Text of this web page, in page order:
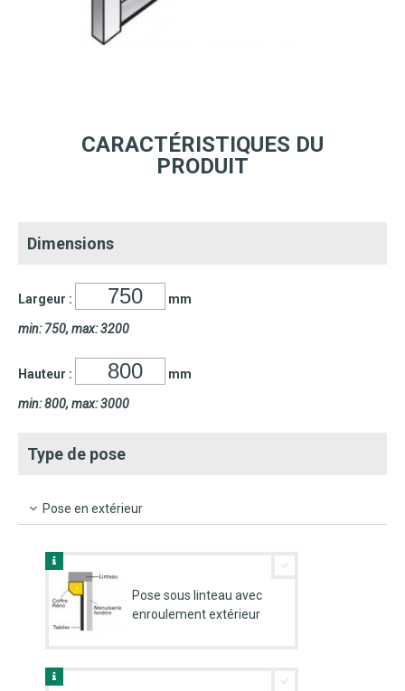
CARACTÉRISTIQUES DU
PRODUIT
Dimensions
Largeur : mm
min: 750, max: 3200
Hauteur : mm
min: 800, max: 3000
Type de pose
Pose en extérieur
Pose sous linteau avec
enroulement extérieur